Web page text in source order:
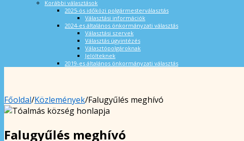
Korábbi választások
2025-ös időközi polgármesterválasztás
Választási információk
2024-es általános önkormányzati választás
Választási szervek
Választás ügyintézés
Választópolgároknak
Jelölteknek
2019-es általános önkormányzati választás
Főoldal/Közlemények/Falugyűlés meghívó
Falugyűlés meghívó